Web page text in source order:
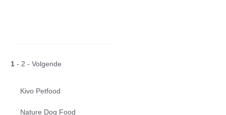
1 - 2 - Volgende
Kivo Petfood
Nature Dog Food